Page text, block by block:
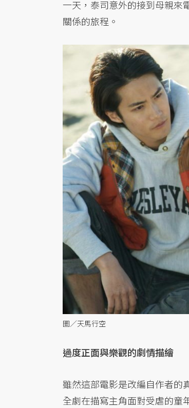
一天，泰司意外的接到母親來
關係的旅程。
圖／天馬行空
過度正面與樂觀的劇情描繪
雖然這部電影是改編自作者的
全劇在描寫主角面對受虐的童